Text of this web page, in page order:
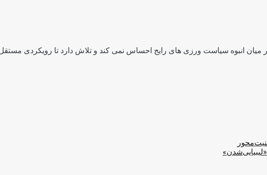
انبوه سیاست ورزی های رایج احساس نمی کند و تلاش دارد تا رویکردی مستقل،